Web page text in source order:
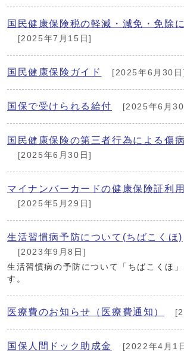
国民健康保険税の軽減・減免・免除
[2025年7月15日]
国民健康保険ガイド [2025年6月30日
国保で受けられる給付 [2025年6月
国民健康保険の第三者行為による傷
[2025年6月30日]
マイナンバーカードの健康保険証利
[2025年5月29日]
生活習慣病予防について(ちばこくほ)
[2023年9月8日]
生活習慣病の予防について「ちばこくほ
す。
医療費のお知らせ（医療費通知）
国保人間ドック助成金 [2022年4月1